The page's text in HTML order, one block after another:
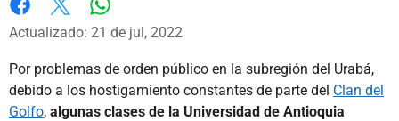
Facebook
X
Actualizado: 21 de jul, 2022
Por problemas de orden público en la subregión del Urabá,
debido a los hostigamiento constantes de parte del Clan del
Golfo, algunas clases de la Universidad de Antioquia